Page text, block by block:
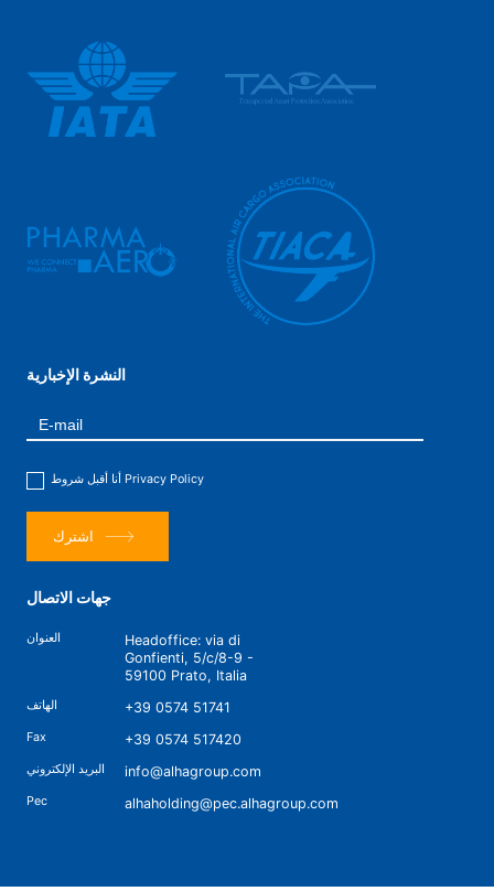
النشرة الإخبارية
أنا أقبل شروط Privacy Policy
اشترك
جهات الاتصال
العنوان
Headoffice: via di
Gonfienti, 5/c/8-9 -
59100 Prato, Italia
الهاتف +39 0574 51741
Fax +39 0574 517420
البريد الإلكتروني info@alhagroup.com
Pec alhaholding@pec.alhagroup.com